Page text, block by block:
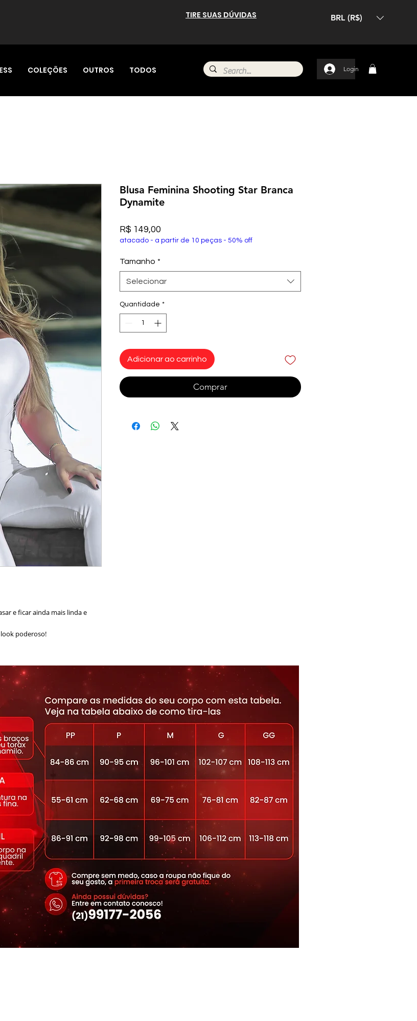
TIRE SUAS DÚVIDAS BRL (R$)
COLEÇÕES OUTROS TODOS Login
e ficar ainda mais linda e
poderoso!
Blusa Feminina Shooting Star Branca
Dynamite
R$ 149,00
atacado - a partir de 10 peças - 50% off
Tamanho *
Selecionar
Quantidade *
Adicionar ao carrinho
Comprar